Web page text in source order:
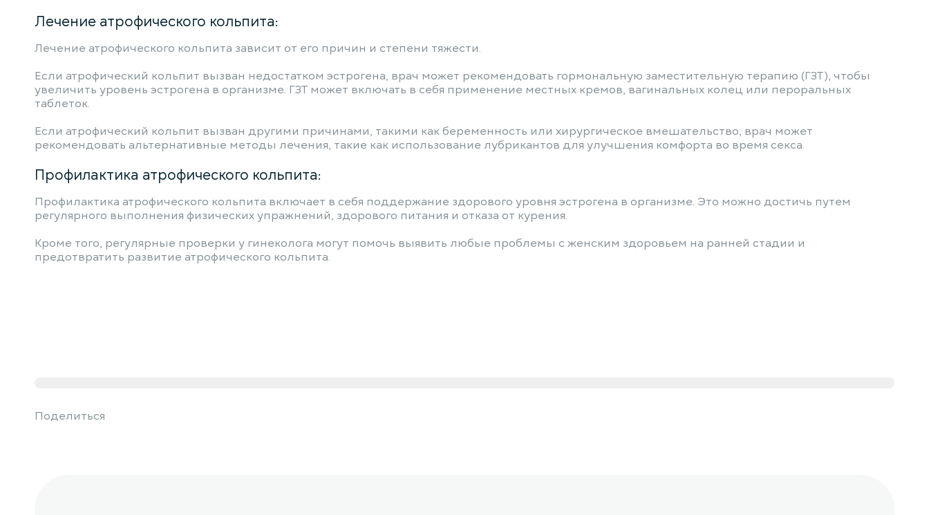
Лечение атрофического кольпита:
Лечение атрофического кольпита зависит от его причин и степени тяжести.
Если атрофический кольпит вызван недостатком эстрогена, врач может рекомендовать гормональную заместительную терапию (ГЗТ), чтобы
увеличить уровень эстрогена в организме. ГЗТ может включать в себя применение местных кремов, вагинальных колец или пероральных
таблеток.
Если атрофический кольпит вызван другими причинами, такими как беременность или хирургическое вмешательство, врач может
рекомендовать альтернативные методы лечения, такие как использование лубрикантов для улучшения комфорта во время секса.
Профилактика атрофического кольпита:
Профилактика атрофического кольпита включает в себя поддержание здорового уровня эстрогена в организме. Это можно достичь путем
регулярного выполнения физических упражнений, здорового питания и отказа от курения.
Кроме того, регулярные проверки у гинеколога могут помочь выявить любые проблемы с женским здоровьем на ранней стадии и
предотвратить развитие атрофического кольпита.
Поделиться